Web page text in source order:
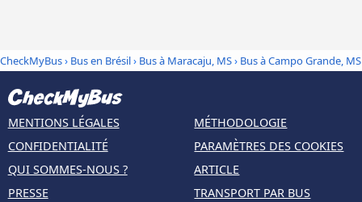
CheckMyBus› Bus en Brésil› Bus à Maracaju, MS› Bus à Campo Grande, MS
MENTIONS LÉGALES
CONFIDENTIALITÉ
QUI SOMMES-NOUS ?
PRESSE
MÉTHODOLOGIE
PARAMÈTRES DES COOKIES
ARTICLE
TRANSPORT PAR BUS